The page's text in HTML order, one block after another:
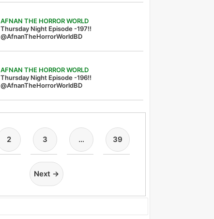
AFNAN THE HORROR WORLD
Thursday Night Episode -197!!‪
@AfnanTheHorrorWorldBD‬
AFNAN THE HORROR WORLD
Thursday Night Episode -196!!
@AfnanTheHorrorWorldBD
2 3 … 39
Next →